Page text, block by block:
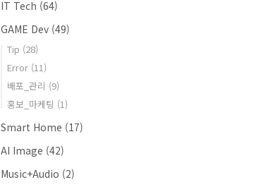
IT Tech (64)
GAME Dev (49)
Tip (28)
Error (11)
배포_관리 (9)
홍보_마케팅 (1)
Smart Home (17)
AI Image (42)
Music+Audio (2)